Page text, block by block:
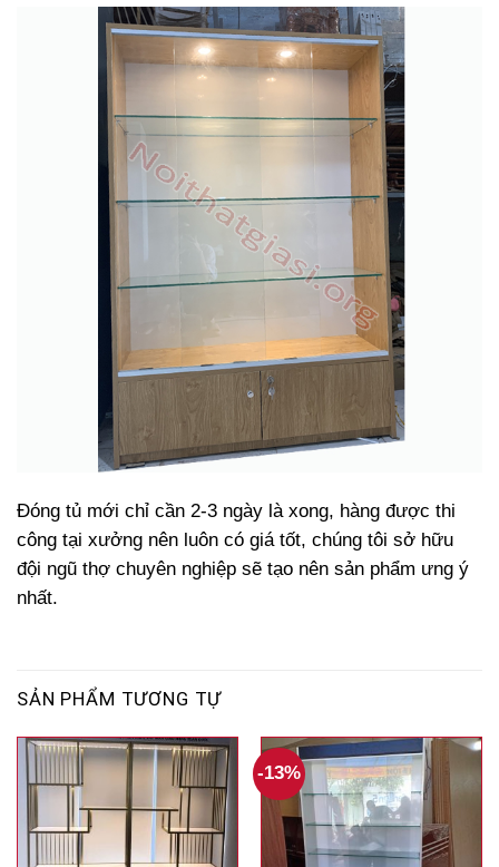
Đóng tủ mới chỉ cần 2-3 ngày là xong, hàng được thi
công tại xưởng nên luôn có giá tốt, chúng tôi sở hữu
đội ngũ thợ chuyên nghiệp sẽ tạo nên sản phẩm ưng ý
nhất.
SẢN PHẨM TƯƠNG TỰ
-13%